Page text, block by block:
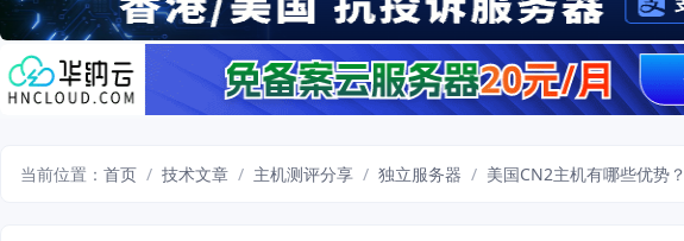
当前位置： 首页 / 技术文章 / 主机测评分享 / 独立服务器 / 美国CN2主机有哪些优势？